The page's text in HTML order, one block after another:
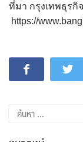
ที่มา กรุงเทพธุรกิ
https://
ค้นหา
สำหรับ: